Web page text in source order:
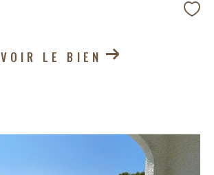
VOIR LE BIEN